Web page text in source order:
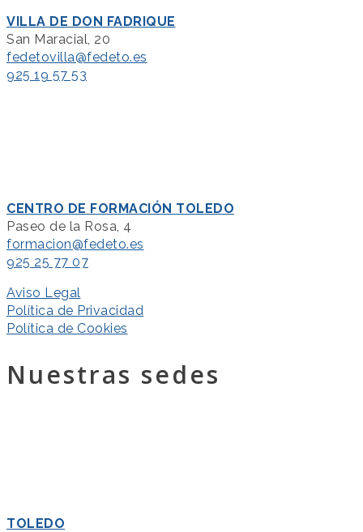
VILLA DE DON FADRIQUE
San Maracial, 20
fedetovilla@fedeto.es
925 19 57 53
CENTRO DE FORMACIÓN TOLEDO
Paseo de la Rosa, 4
formacion@fedeto.es
925 25 77 07
Aviso Legal
Política de Privacidad
Política de Cookies
Nuestras sedes
TOLEDO